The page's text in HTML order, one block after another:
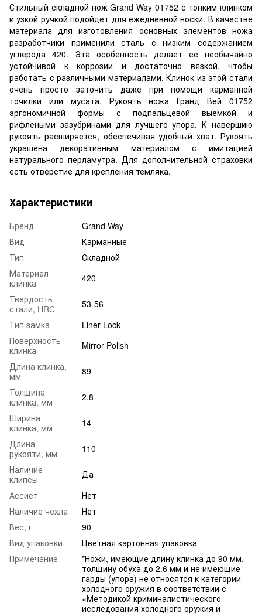
Стильный складной нож Grand Way 01752 с тонким клинком
и узкой ручкой подойдет для ежедневной носки. В качестве
материала для изготовления основных элементов ножа
разработчики применили сталь с низким содержанием
углерода 420. Эта особенность делает ее необычайно
устойчивой к коррозии и достаточно вязкой, чтобы
работать с различными материалами. Клинок из этой стали
очень просто заточить даже при помощи карманной
точилки или мусата. Рукоять ножа Гранд Вей 01752
эргономичной формы с подпальцевой выемкой и
рифлеными зазубринами для лучшего упора. К навершию
рукоять расширяется, обеспечивая удобный хват. Рукоять
украшена декоративным материалом с имитацией
натурального перламутра. Для дополнительной страховки
есть отверстие для крепления темляка.
Характеристики
Бренд
Grand Way
Вид
Карманные
Тип
Складной
Материал
клинка
420
Твердость
стали, HRC
53-56
Тип замка
Liner Lock
Поверхность
клинка
Mirror Polish
Длина клинка,
мм
89
Толщина
клинка, мм
2.8
Ширина
клинка, мм
14
Длина
рукояти, мм
110
Наличие
клипсы
Да
Ассист
Нет
Наличие чехла
Нет
Вес, г
90
Вид упаковки
Цветная картонная упаковка
Примечание
*Ножи, имеющие длину клинка до 90 мм,
толщину обуха до 2.6 мм и не имеющие
гарды (упора) не относятся к категории
холодного оружия в соответствии с
«Методикой криминалистического
исследования холодного оружия и